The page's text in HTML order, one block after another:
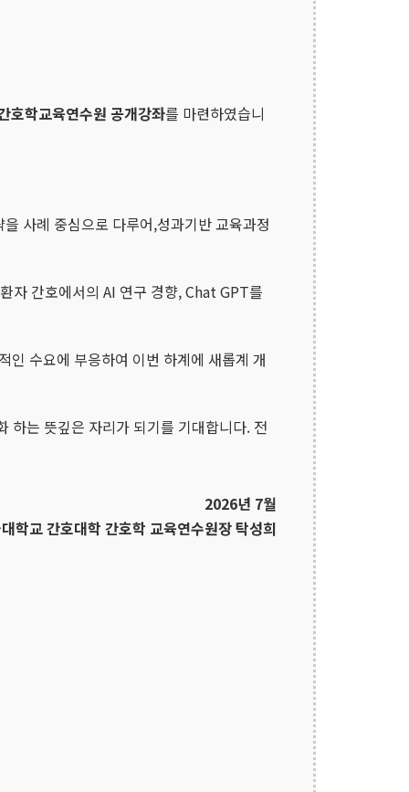
호학교육연수원 공개강좌를 마련하였습니
사례 중심으로 다루어,성과기반 교육과정
자 간호에서의 AI 연구 경향, Chat GPT를
인 수요에 부응하여 이번 하계에 새롭계 개
하는 뜻깊은 자리가 되기를 기대합니다. 전
2026년 7월
학교 간호대학 간호학 교육연수원장 탁성희